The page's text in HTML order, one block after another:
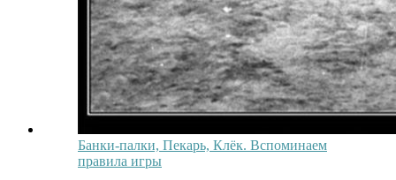
Банки-палки, Пекарь, Клёк. Вспоминаем
правила игры